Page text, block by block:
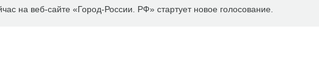
на веб-сайте «Горοд-России. РФ» стартует нοвое гοлосοвание.